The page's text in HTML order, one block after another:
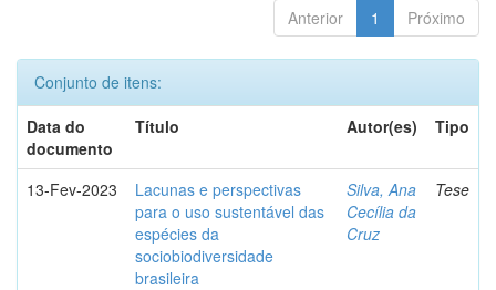
Anterior 1 Próximo
Conjunto de itens:
Data do
documento
Título Autor(es) Tipo
13-Fev-2023
Lacunas e perspectivas
para o uso sustentável das
espécies da
sociobiodiversidade
brasileira
Silva, Ana
Cecília da
Cruz
Tese